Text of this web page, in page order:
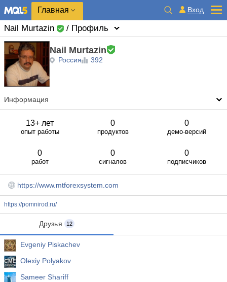
Главная Вход
Nail Murtazin / Профиль
Nail Murtazin
Россия 392
Информация
13+ лет
опыт работы
0
продуктов
0
демо-версий
0
работ
0
сигналов
0
подписчиков
https://www.mtforexsystem.com
https://pomnirod.ru/
Друзья 12
Evgeniy Piskachev
Olexiy Polyakov
Sameer Shariff